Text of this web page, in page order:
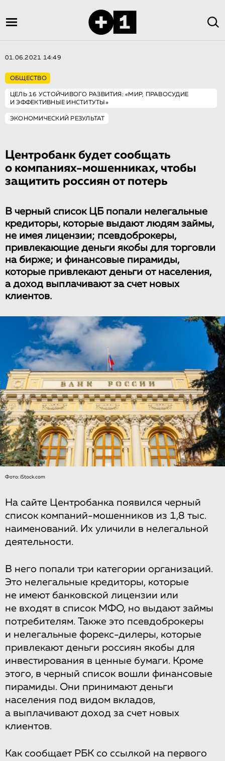
01.06.2021 14:49
ОБЩЕСТВО
ЦЕЛЬ 16 УСТОЙЧИВОГО РАЗВИТИЯ: «МИР, ПРАВОСУДИЕ
И ЭФФЕКТИВНЫЕ ИНСТИТУТЫ»
ЭКОНОМИЧЕСКИЙ РЕЗУЛЬТАТ
Центробанк будет сообщать
о компаниях-мошенниках, чтобы
защитить россиян от потерь
В черный список ЦБ попали нелегальные
кредиторы, которые выдают людям займы,
не имея лицензии; псевдоброкеры,
привлекающие деньги якобы для торговли
на бирже; и финансовые пирамиды,
которые привлекают деньги от населения,
а доход выплачивают за счет новых
клиентов.
Фото: iStock.com
На сайте Центробанка появился черный
список компаний-мошенников из 1,8 тыс.
наименований. Их уличили в нелегальной
деятельности.
В него попали три категории организаций.
Это нелегальные кредиторы, которые
не имеют банковской лицензии или
не входят в список МФО, но выдают займы
потребителям. Также это псевдоброкеры
и нелегальные форекс-дилеры, которые
привлекают деньги россиян якобы для
инвестирования в ценные бумаги. Кроме
этого, в черный список вошли финансовые
пирамиды. Они принимают деньги
населения под видом вкладов,
а выплачивают доход за счет новых
клиентов.
Как сообщает РБК со ссылкой на первого